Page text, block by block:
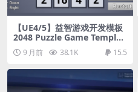
【UE4/5】益智游戏开发模板
2048 Puzzle Game Templat
e 9 月前 38.1K 15.5